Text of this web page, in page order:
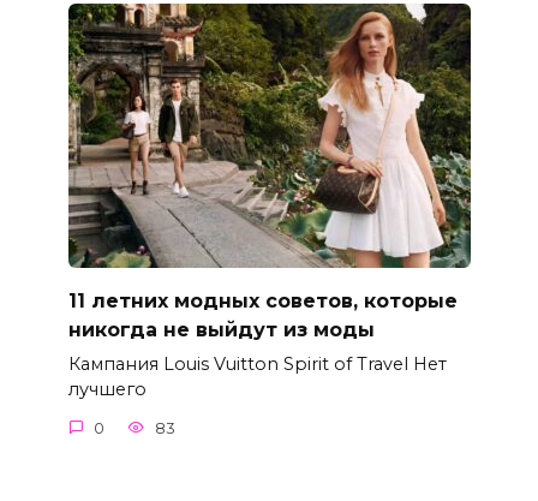
11 летних модных советов, которые
никогда не выйдут из моды
Кампания Louis Vuitton Spirit of Travel Нет
лучшего
0 83